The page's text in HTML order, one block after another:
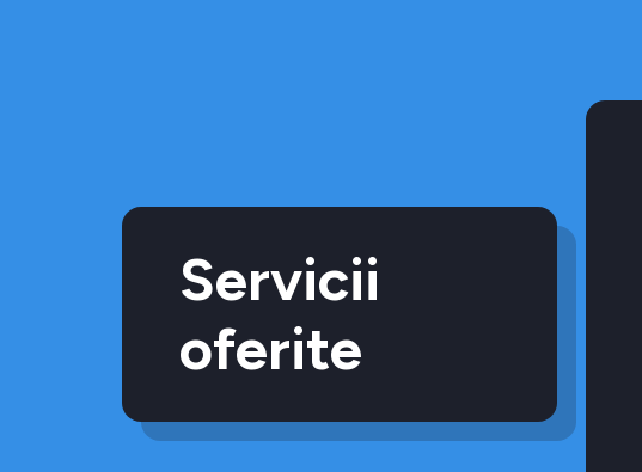
Servicii
oferite